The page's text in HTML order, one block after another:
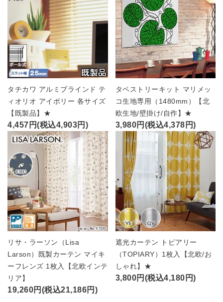
タチカワ アルミブラインド テ
ィオリオ アイボリー 各サイズ
【既製品】★
4,457円(税込4,903円)
タペストリーキット マリメッ
コ生地専用（1480mm）【北
欧生地/壁掛け/自作】★
3,980円(税込4,378円)
リサ・ラーソン（Lisa
Larson）既製カーテン マイキ
ーフレンズ 1枚入【北欧インテ
リア】
19,260円(税込21,186円)
遮光カーテン トピアリー
（TOPIARY）1枚入【北欧/お
しゃれ】★
3,800円(税込4,180円)